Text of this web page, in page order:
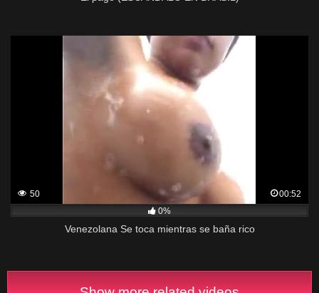
50
00:52
0%
Venezolana Se toca mientras se baña rico